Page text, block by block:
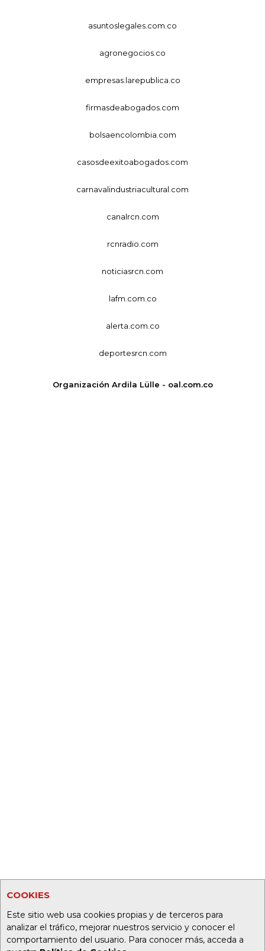
COOKIES
Este sitio web usa cookies propias y de terceros para
analizar el tráfico, mejorar nuestros servicio y conocer el
comportamiento del usuario. Para conocer más, acceda a
asuntoslegales.com.co
agronegocios.co
empresas.larepublica.co
firmasdeabogados.com
bolsaencolombia.com
casosdeexitoabogados.com
carnavalindustriacultural.com
canalrcn.com
rcnradio.com
noticiasrcn.com
lafm.com.co
alerta.com.co
deportesrcn.com
Organización Ardila Lülle - oal.com.co